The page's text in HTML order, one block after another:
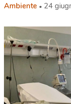
Ambiente 24